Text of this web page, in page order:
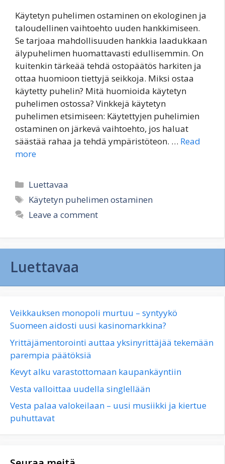
Käytetyn puhelimen ostaminen on ekologinen ja
taloudellinen vaihtoehto uuden hankkimiseen.
Se tarjoaa mahdollisuuden hankkia laadukkaan
älypuhelimen huomattavasti edullisemmin. On
kuitenkin tärkeää tehdä ostopäätös harkiten ja
ottaa huomioon tiettyjä seikkoja. Miksi ostaa
käytetty puhelin? Mitä huomioida käytetyn
puhelimen ostossa? Vinkkejä käytetyn
puhelimen etsimiseen: Käytettyjen puhelimien
ostaminen on järkevä vaihtoehto, jos haluat
säästää rahaa ja tehdä ympäristöteon. … Read
more
Categories
Luettavaa
Tags
Käytetyn puhelimen ostaminen
Leave a comment
Luettavaa
Veikkauksen monopoli murtuu – syntyykö
Suomeen aidosti uusi kasinomarkkina?
Yrittäjämentorointi auttaa yksinyrittäjää tekemään
parempia päätöksiä
Kevyt alku varastottomaan kaupankäyntiin
Vesta valloittaa uudella singlellään
Vesta palaa valokeilaan – uusi musiikki ja kiertue
puhuttavat